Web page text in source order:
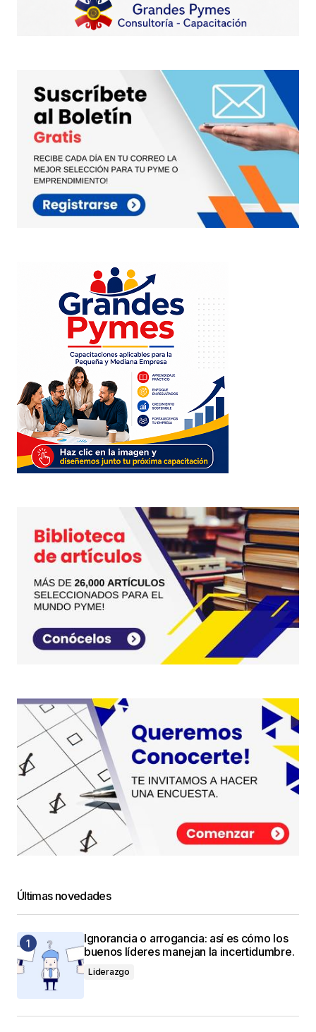
Últimas novedades
Ignorancia o arrogancia: así es cómo los
buenos líderes manejan la incertidumbre.
Liderazgo